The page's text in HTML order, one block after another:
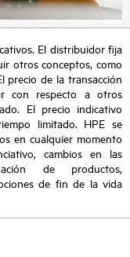
El distribuidor fija
otros conceptos, como
precio de la transacción
con respecto a otros
El precio indicativo
limitado. HPE se
en cualquier momento
cambios en las
de productos,
de fin de la vida